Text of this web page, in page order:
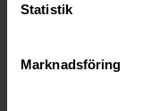
Statistik
Marknadsföring